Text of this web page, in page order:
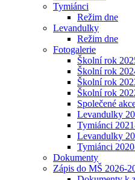
Tymiánci
Režim dne
Levandulky
Režim dne
Fotogalerie
Školní rok
Školní rok
Školní rok
Školní rok
Společené
Levandulky
Tymiánci
Levandulky
Tymiánci
Dokumenty
Zápis do MŠ 2026-